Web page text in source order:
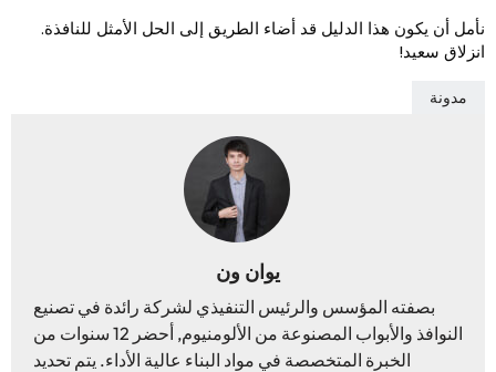
أن يكون هذا الدليل قد أضاء الطريق إلى الحل الأمثل للنافذة.
سعيد!
مدونة
يوان ون
بصفته المؤسس والرئيس التنفيذي لشركة رائدة في تصنيع
النوافذ والأبواب المصنوعة من الألومنيوم, أحضر 12 سنوات من
الخبرة المتخصصة في مواد البناء عالية الأداء. يتم تحديد